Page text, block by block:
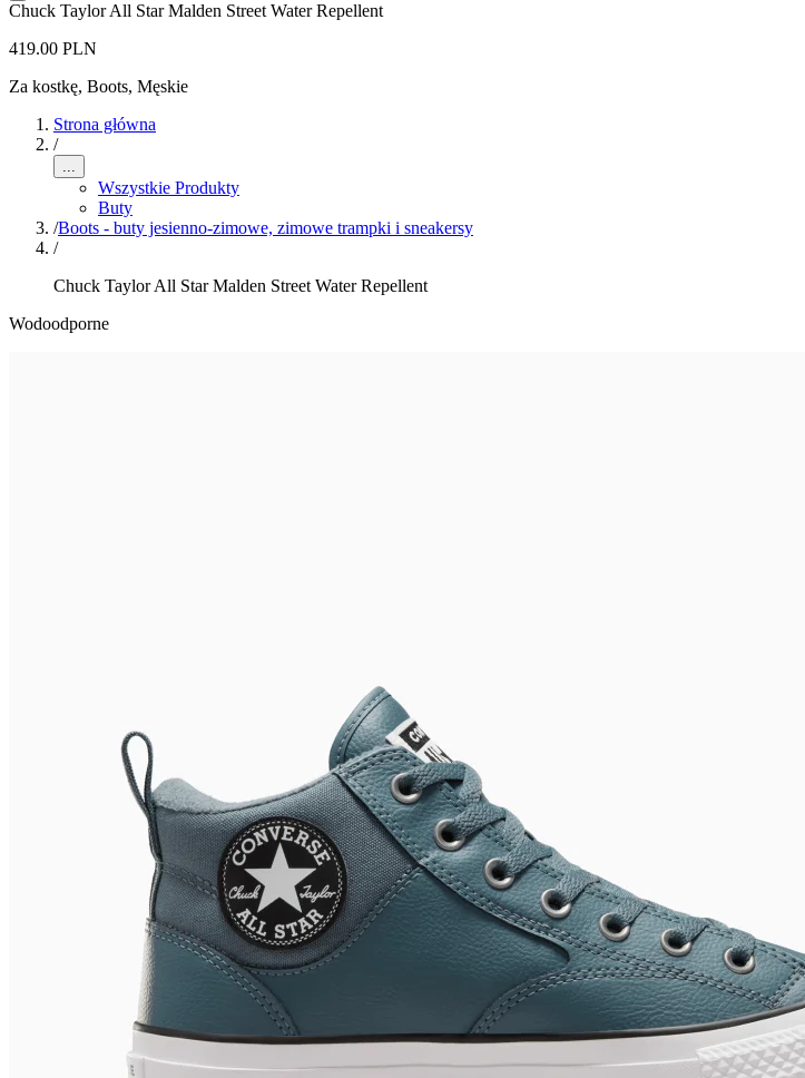
Chuck Taylor All Star Malden Street Water Repellent
419.00 PLN
Za kostkę, Boots, Męskie
Strona główna
/
...
Wszystkie Produkty
Buty
/Boots - buty jesienno-zimowe, zimowe trampki i sneakersy
/
Chuck Taylor All Star Malden Street Water Repellent
Wodoodporne